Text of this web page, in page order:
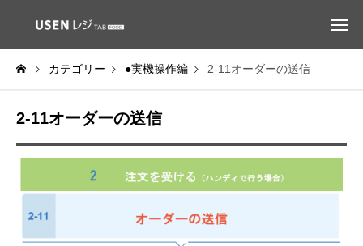
カテゴリー ●実機操作編 2-11オーダーの送信
2-11オーダーの送信